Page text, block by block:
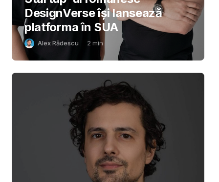
DesignVerse își lansează
platforma în SUA
Alex Rădescu 2 min